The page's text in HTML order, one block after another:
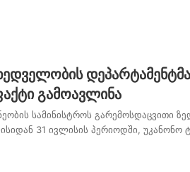
გამოავლინა
სამინისტროს გარემოსდაცვითი
31 ივლისის პერიოდში, უკანონო